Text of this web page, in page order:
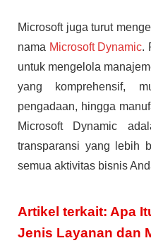
Microsoft juga turut
nama Microsoft Dynamic.
untuk mengelola
yang komprehensif,
pengadaan, hingga
Microsoft Dynamic
transparansi yang lebih
semua aktivitas bisnis
Artikel terkait: Apa
Jenis Layanan dan